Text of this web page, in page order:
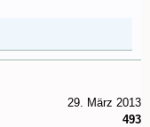
29. März 2013
493